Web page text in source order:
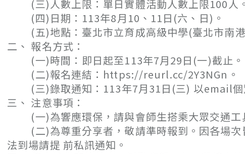
(三)人數上限：單日實體活動人數上限100人
(四)日期：113年8月10、11日(六、日)。
(五)地點：臺北市立育成高級中學(臺北市南
二、 報名方式：
(一)時間：即日起至113年7月29日(一)截止。
(二)報名連結：https://reurl.cc/2Y3NGn。
(三)錄取通知：113年7月31日(三) 以email個
三、 注意事項：
(一)為響應環保，請與會師生搭乘大眾交通工
(二)為尊重分享者，敬請準時報到。因各場次
法到場請提 前私訊通知。